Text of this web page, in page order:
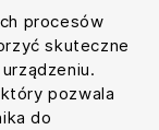
procesów
skuteczne
pozwala
do